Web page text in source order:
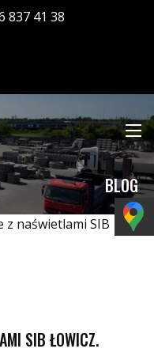
837 41 38
BLOG
z naświetlami SIB
SIB ŁOWICZ.